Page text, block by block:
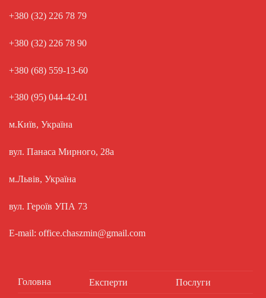
+380 (32) 226 78 79
+380 (32) 226 78 90
+380 (68) 559-13-60
+380 (95) 044-42-01
м.Київ, Україна
вул. Панаса Мирного, 28а
м.Львів, Україна
вул. Героїв УПА 73
E-mail: office.chaszmin@gmail.com
Головна Експерти Послуги